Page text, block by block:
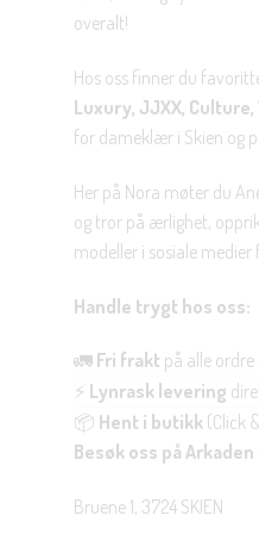
overalt!
Hos oss finner du
Luxury, JJXX,
for dameklær i Skien og
Her på Nora møter du
og tror på ærlighet,
modeller i sosiale
Handle trygt hos oss:
🚛 Fri frakt på alle
⚡ Lynrask levering
📦 Hent i butikk (Click
Besøk oss på
Bruene 1, 3724 SKIEN